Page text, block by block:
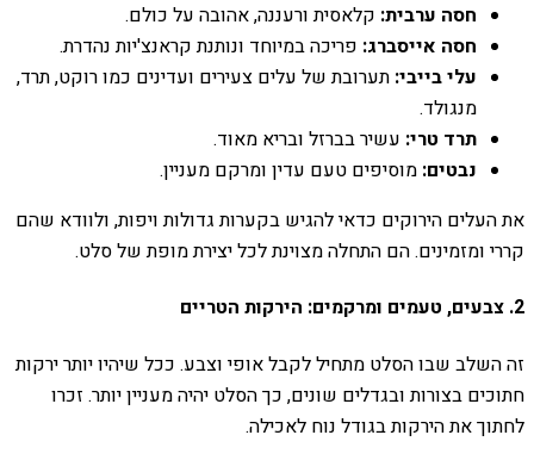
חסה ערבית: קלאסית ורעננה, אהובה על כולם.
חסה אייסברג: פריכה במיוחד ונותנת קראנצ'יות נהדרת.
עלי בייבי: תערובת של עלים צעירים ועדינים כמו רוקט, תרד,
מנגולד.
תרד טרי: עשיר בברזל ובריא מאוד.
נבטים: מוסיפים טעם עדין ומרקם מעניין.
את העלים הירוקים כדאי להגיש בקערות גדולות ויפות, ולוודא שהם
קררי ומזמינים. הם התחלה מצוינת לכל יצירת מופת של סלט.
2. צבעים, טעמים ומרקמים: הירקות הטריים
זה השלב שבו הסלט מתחיל לקבל אופי וצבע. ככל שיהיו יותר ירקות
חתוכים בצורות ובגדלים שונים, כך הסלט יהיה מעניין יותר. זכרו
לחתוך את הירקות בגודל נוח לאכילה.